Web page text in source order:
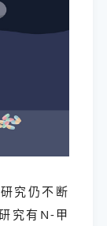
究仍不断
究有N-甲